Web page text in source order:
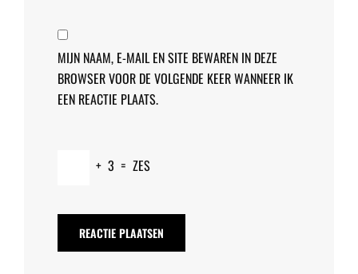
MIJN NAAM, E-MAIL EN SITE BEWAREN IN DEZE
BROWSER VOOR DE VOLGENDE KEER WANNEER IK
EEN REACTIE PLAATS.
+ 3 = ZES